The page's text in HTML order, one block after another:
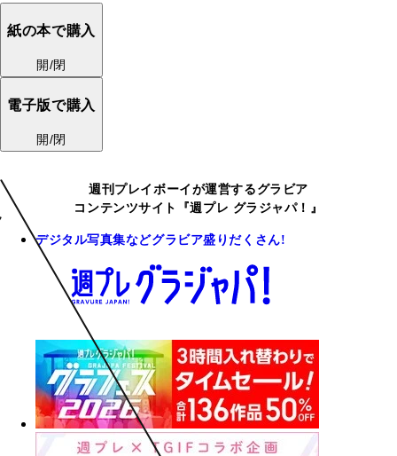
紙の本で購入
開/閉
電子版で購入
開/閉
週刊プレイボーイが運営するグラビア
コンテンツサイト『週プレ グラジャパ！』
デジタル写真集などグラビア盛りだくさん!